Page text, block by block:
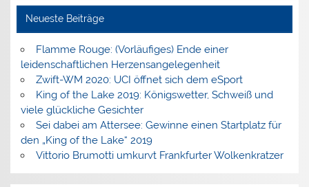
Neueste Beiträge
Flamme Rouge: (Vorläufiges) Ende einer
leidenschaftlichen Herzensangelegenheit
Zwift-WM 2020: UCI öffnet sich dem eSport
King of the Lake 2019: Königswetter, Schweiß und
viele glückliche Gesichter
Sei dabei am Attersee: Gewinne einen Startplatz für
den „King of the Lake“ 2019
Vittorio Brumotti umkurvt Frankfurter Wolkenkratzer